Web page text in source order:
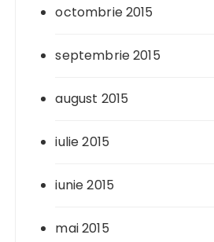
octombrie 2015
septembrie 2015
august 2015
iulie 2015
iunie 2015
mai 2015